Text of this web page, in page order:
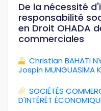
De la nécessité
responsabilité
en Droit OHADA
commerciales
Christian BAHATI
Jospin MUNGUASIMA
SOCIÉTÉS
D'INTÉRÊT